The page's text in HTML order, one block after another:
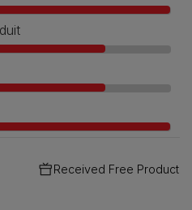
Received Free Product